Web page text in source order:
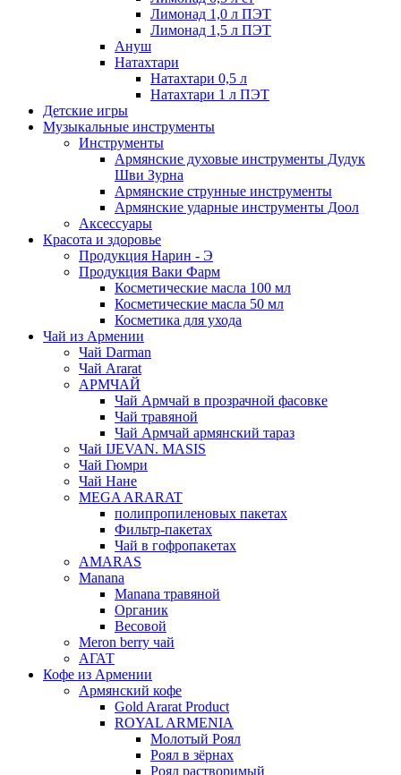
Лимонад 1,0 л ПЭТ
Лимонад 1,5 л ПЭТ
Ануш
Натахтари
Натахтари 0,5 л
Натахтари 1 л ПЭТ
Детские игры
Музыкальные инструменты
Инструменты
Армянские духовые инструменты Дудук
Шви Зурна
Армянские струнные инструменты
Армянские ударные инструменты Доол
Аксессуары
Красота и здоровье
Продукция Нарин - Э
Продукция Ваки Фарм
Косметические масла 100 мл
Косметические масла 50 мл
Косметика для ухода
Чай из Армении
Чай Darman
Чай Ararat
АРМЧАЙ
Чай Армчай в прозрачной фасовке
Чай травяной
Чай Армчай армянский тараз
Чай IJEVAN. MASIS
Чай Гюмри
Чай Нане
MEGA ARARAT
полипропиленовых пакетах
Фильтр-пакетах
Чай в гофропакетах
AMARAS
Manana
Manana травяной
Органик
Весовой
Meron berry чай
АГАТ
Кофе из Армении
Армянский кофе
Gold Ararat Product
ROYAL ARMENIA
Молотый Роял
Роял в зёрнах
Роял растворимый